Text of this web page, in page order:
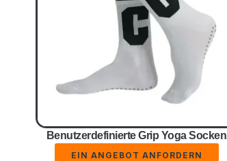
Benutzerdefinierte Grip Yoga Socken
EIN ANGEBOT ANFORDERN